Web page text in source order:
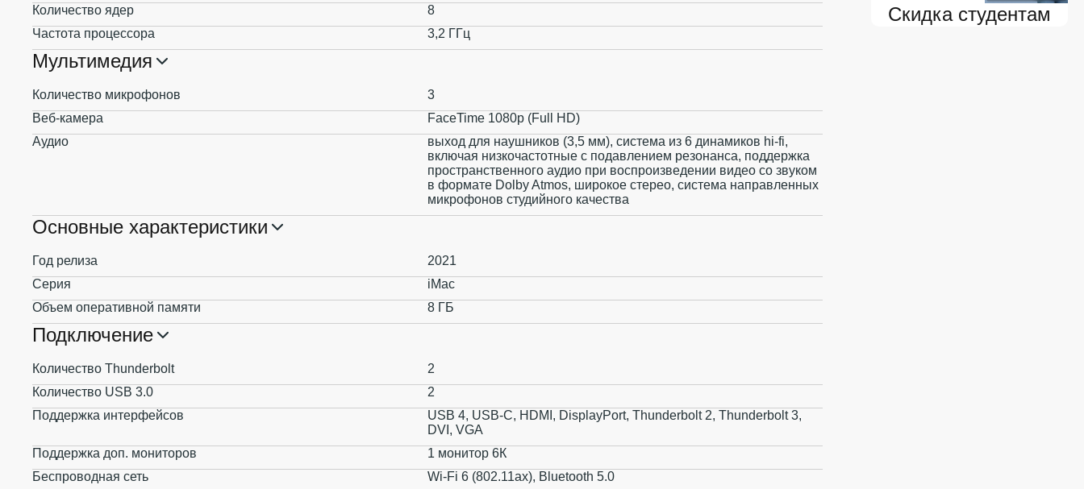
Скидка студентам
Количество ядер
8
Частота процессора
3,2 ГГц
Мультимедия
Количество микрофонов
3
Веб-камера
FaceTime 1080p (Full HD)
Аудио
выход для наушников (3,5 мм), система из 6 динамиков hi-fi,
включая низкочастотные с подавлением резонанса, поддержка
пространственного аудио при воспроизведении видео со звуком
в формате Dolby Atmos, широкое стерео, система направленных
микрофонов студийного качества
Основные характеристики
Год релиза
2021
Серия
iMac
Объем оперативной памяти
8 ГБ
Подключение
Количество Thunderbolt
2
Количество USB 3.0
2
Поддержка интерфейсов
USB 4, USB-C, HDMI, DisplayPort, Thunderbolt 2, Thunderbolt 3,
DVI, VGA
Поддержка доп. мониторов
1 монитор 6К
Беспроводная сеть
Wi-Fi 6 (802.11ax), Bluetooth 5.0